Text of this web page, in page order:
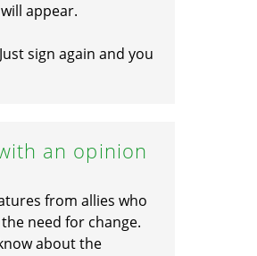
appear.
sign again and you
an opinion
from allies who
need for change.
about the